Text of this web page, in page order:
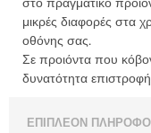
μικρές διαφορές στα
οθόνης σας.
Σε προιόντα που
δυνατότητα
ΕΠΙΠΛΈΟΝ